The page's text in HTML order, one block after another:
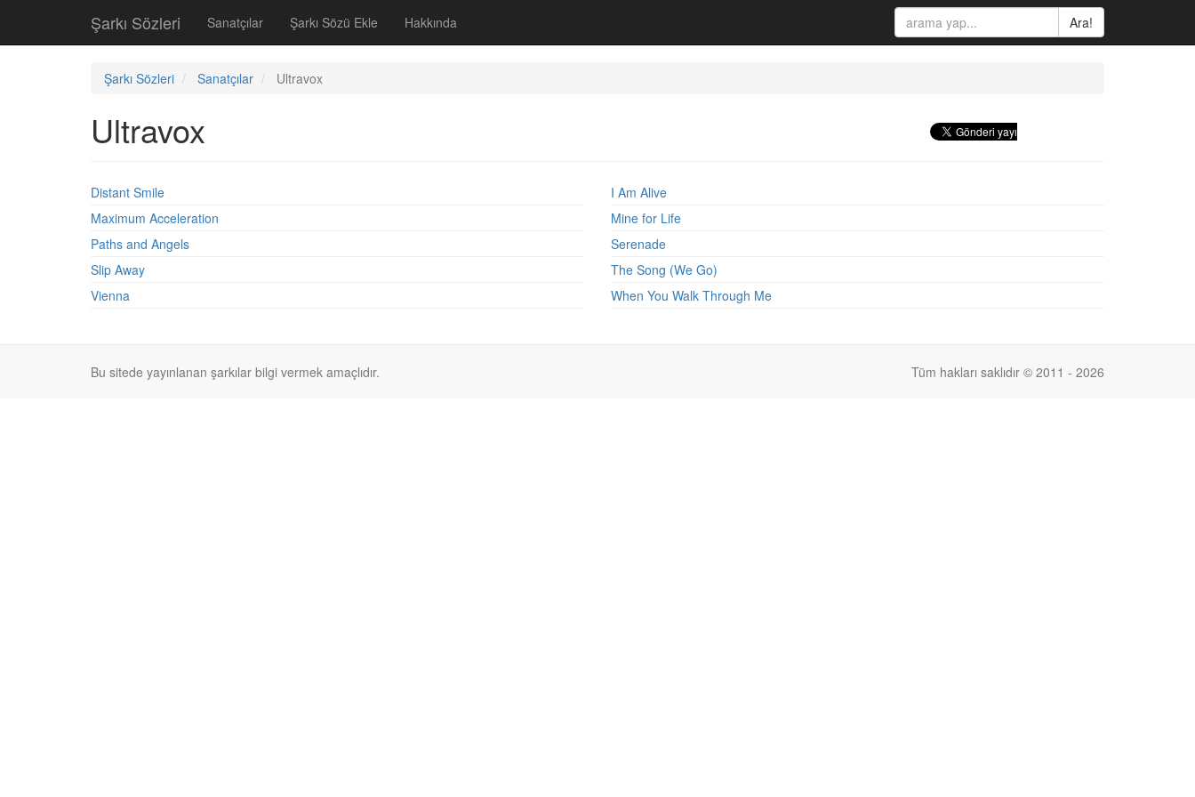
Şarkı Sözleri Sanatçılar Şarkı Sözü Ekle Hakkında Ara!
Şarkı Sözleri Sanatçılar Ultravox
Ultravox
Distant Smile
I Am Alive
Maximum Acceleration
Mine for Life
Paths and Angels
Serenade
Slip Away
The Song (We Go)
Vienna
When You Walk Through Me
Tüm hakları saklıdır © 2011 - 2026
Bu sitede yayınlanan şarkılar bilgi vermek amaçlıdır.